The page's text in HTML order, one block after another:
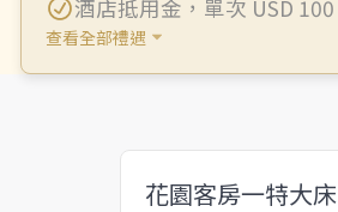
酒店抵用金 ， 單次 USD 100
查看全部禮遇
花園客房一特大床